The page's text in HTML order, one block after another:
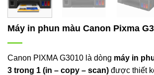
Máy in phun màu Canon Pixma
Canon PIXMA G3010 là dòng máy in
3 trong 1 (in – copy – scan) được thiết